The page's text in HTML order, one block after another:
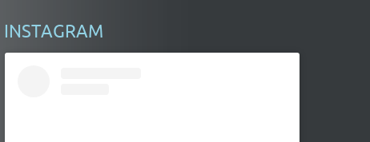
INSTAGRAM